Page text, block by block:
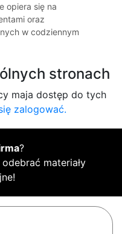
opiera się na
oraz
w codziennym
stronach
maja dostęp do tych
zalogować.
?
materiały